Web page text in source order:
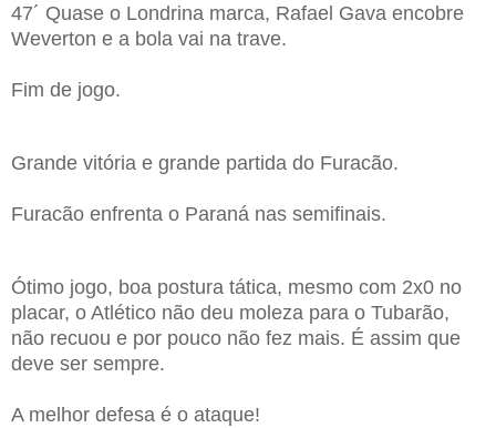
47´ Quase o Londrina marca, Rafael Gava encobre
Weverton e a bola vai na trave.
Fim de jogo.
Grande vitória e grande partida do Furacão.
Furacão enfrenta o Paraná nas semifinais.
Ótimo jogo, boa postura tática, mesmo com 2x0 no
placar, o Atlético não deu moleza para o Tubarão,
não recuou e por pouco não fez mais. É assim que
deve ser sempre.
A melhor defesa é o ataque!